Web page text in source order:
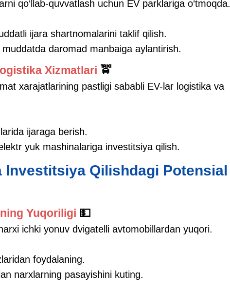
qo‘llab-quvvatlash uchun EV parklariga o‘tmoqda.
ijara shartnomalarini taklif qilish.
daromad manbaiga aylantirish.
Xizmatlari 🚖
xarajatlarining pastligi sababli EV-lar logistika va
ijaraga berish.
yuk mashinalariga investitsiya qilish.
Investitsiya Qilishdagi Potensial
Yuqoriligi 💵
ichki yonuv dvigatelli avtomobillardan yuqori.
foydalaning.
narxlarning pasayishini kuting.